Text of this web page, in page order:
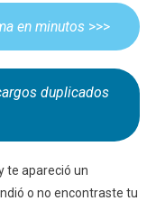
Paso
en minutos >>>
duplicados
te apareció un
o no encontraste tu